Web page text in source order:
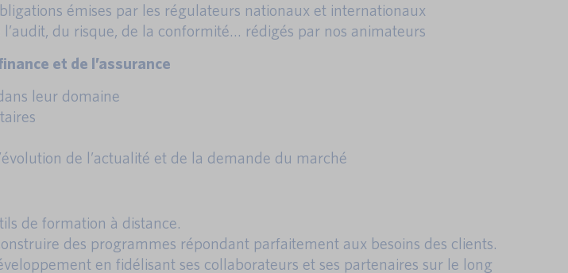
émises par les régulateurs nationaux et internationaux
du risque, de la conformité… rédigés par nos animateurs
et de l’assurance
leur domaine
de l’actualité et de la demande du marché
de formation à distance.
des programmes répondant parfaitement aux besoins des clients.
en fidélisant ses collaborateurs et ses partenaires sur le long